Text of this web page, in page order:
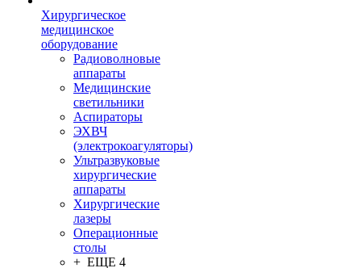
Хирургическое
медицинское
оборудование
Радиоволновые
аппараты
Медицинские
светильники
Аспираторы
ЭХВЧ
(электрокоагуляторы)
Ультразвуковые
хирургические
аппараты
Хирургические
лазеры
Операционные
столы
+ ЕЩЕ 4